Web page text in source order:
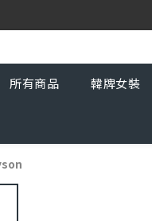
所有商品 韓牌女裝